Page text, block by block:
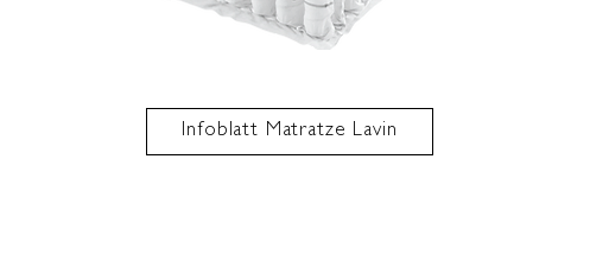
Infoblatt Matratze Lavin